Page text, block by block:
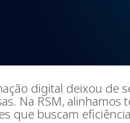
digital deixou de
Na RSM,
que buscam